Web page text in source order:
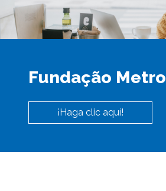
Fundação Metro
¡Haga clic aquí!